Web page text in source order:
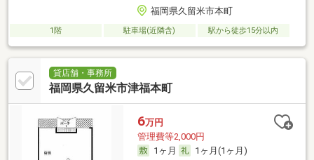
福岡県久留米市本町
1階 駐車場(近隣含) 駅から徒歩15分以内
貸店舗・事務所
福岡県久留米市津福本町
6万円
管理費等2,000円
1ヶ月
1ヶ月(1ヶ月)